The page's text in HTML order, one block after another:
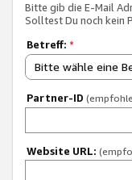
Bitte gib die E-Mail
Solltest Du noch kein
Betreff: *
Bitte wähle eine
Partner-ID
Website URL: